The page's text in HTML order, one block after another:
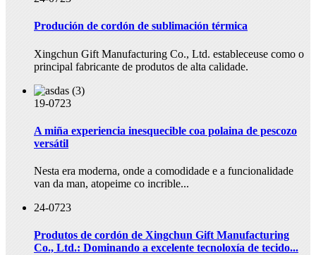
Produción de cordón de sublimación térmica
Xingchun Gift Manufacturing Co., Ltd. estableceuse como o
principal fabricante de produtos de alta calidade.
19-0723
A miña experiencia inesquecible coa polaina de pescozo
versátil
Nesta era moderna, onde a comodidade e a funcionalidade
van da man, atopeime co incrible...
24-0723
Produtos de cordón de Xingchun Gift Manufacturing
Co., Ltd.: Dominando a excelente tecnoloxía de tecido...